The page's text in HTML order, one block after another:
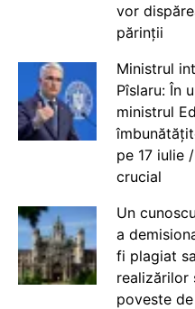
vor
părinții
Ministrul
Pîslaru: În
ministrul
pe 17 iulie
crucial
Un
a
fi plagiat
realizărilor
poveste